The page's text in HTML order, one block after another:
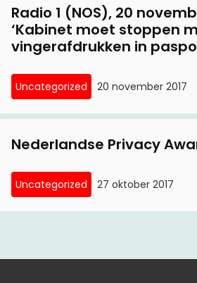
Radio 1 (NOS), 20
‘Kabinet moet stoppen
vingerafdrukken in
Uncategorized 20 november 2017
Nederlandse Privacy
Uncategorized 27 oktober 2017